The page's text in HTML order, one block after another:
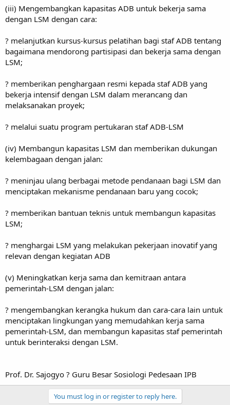
(iii) Mengembangkan kapasitas ADB untuk bekerja sama
dengan LSM dengan cara:
? melanjutkan kursus-kursus pelatihan bagi staf ADB tentang
bagaimana mendorong partisipasi dan bekerja sama dengan
LSM;
? memberikan penghargaan resmi kepada staf ADB yang
bekerja intensif dengan LSM dalam merancang dan
melaksanakan proyek;
? melalui suatu program pertukaran staf ADB-LSM
(iv) Membangun kapasitas LSM dan memberikan dukungan
kelembagaan dengan jalan:
? meninjau ulang berbagai metode pendanaan bagi LSM dan
menciptakan mekanisme pendanaan baru yang cocok;
? memberikan bantuan teknis untuk membangun kapasitas
LSM;
? menghargai LSM yang melakukan pekerjaan inovatif yang
relevan dengan kegiatan ADB
(v) Meningkatkan kerja sama dan kemitraan antara
pemerintah-LSM dengan jalan:
? mengembangkan kerangka hukum dan cara-cara lain untuk
menciptakan lingkungan yang memudahkan kerja sama
pemerintah-LSM, dan membangun kapasitas staf pemerintah
untuk berinteraksi dengan LSM.
Prof. Dr. Sajogyo ? Guru Besar Sosiologi Pedesaan IPB
You must log in or register to reply here.